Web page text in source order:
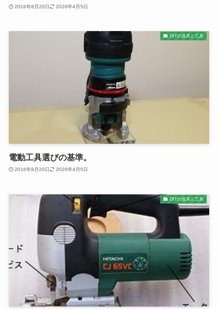
2016年8月20日 2026年4月5日
DIYの道具と工具
電動工具選びの基準。
2016年8月20日 2026年4月5日
DIYの道具と工具